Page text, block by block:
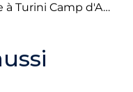
Turini Camp d'A…